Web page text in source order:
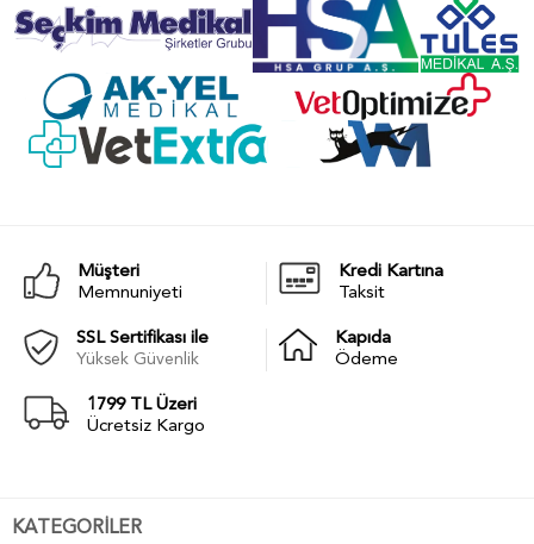
Müşteri
Memnuniyeti
Kredi Kartına
Taksit
SSL Sertifikası ile
Yüksek Güvenlik
Kapıda
Ödeme
1799 TL Üzeri
Ücretsiz Kargo
KATEGORİLER